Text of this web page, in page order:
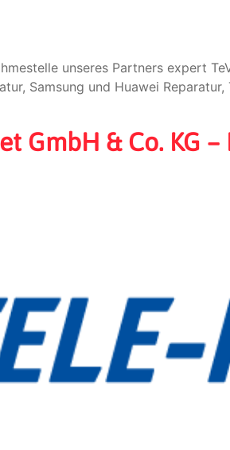
unseres Partners expert
Samsung und Huawei
GmbH & Co. KG